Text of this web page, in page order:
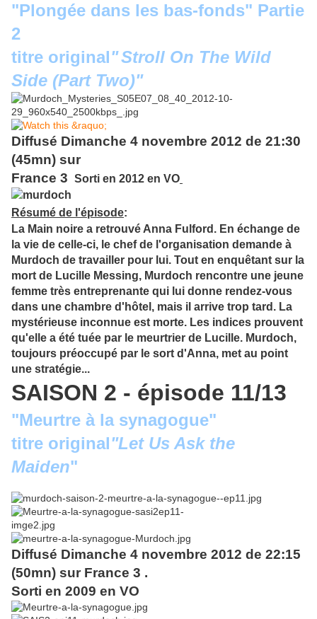
"Plongée dans les bas-fonds" Partie
2
titre original"Stroll On The Wild
Side (Part Two)"
Diffusé Dimanche 4 novembre 2012 de 21:30
(45mn) sur
France 3 Sorti en 2012 en VO
Résumé de l'épisode:
La Main noire a retrouvé Anna Fulford. En échange de
la vie de celle-ci, le chef de l'organisation demande à
Murdoch de travailler pour lui. Tout en enquêtant sur la
mort de Lucille Messing, Murdoch rencontre une jeune
femme très entreprenante qui lui donne rendez-vous
dans une chambre d'hôtel, mais il arrive trop tard. La
mystérieuse inconnue est morte. Les indices prouvent
qu'elle a été tuée par le meurtrier de Lucille. Murdoch,
toujours préoccupé par le sort d'Anna, met au point
une stratégie...
SAISON 2 - épisode 11/13
"Meurtre à la synagogue"
titre original"Let Us Ask the
Maiden"
Diffusé Dimanche 4 novembre 2012 de 22:15
(50mn) sur France 3 .
Sorti en 2009 en VO